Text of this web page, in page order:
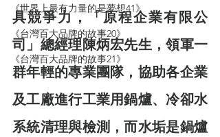
《世界上最有力量的是夢想41》
《台灣百大品牌的故事20》
《台灣百大品牌的故事21》
具競爭力，「原程企業有限公
司」總經理陳炳宏先生，領軍一
群年輕的專業團隊，協助各企業
及工廠進行工業用鍋爐、冷卻水
系統清理與檢測，而水垢是鍋爐